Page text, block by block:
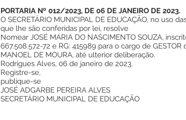
PORTARIA Nº 012/2023, DE 06 DE JANEIRO DE 2023.
O SECRETÁRIO MUNICIPAL DE EDUCAÇÃO, no uso
que lhe são conferidas por lei, resolve
Nomear JOSÉ MARIA DO NASCIMENTO SOUZA,
667.508.572-72 e RG: 415989 para o cargo de GESTOR
MANOEL DE MOURA, até ulterior deliberação.
Rodrigues Alves, 06 de janeiro de 2023.
Registre-se,
publique-se
JOSÉ ADGARBE PEREIRA ALVES
SECRETÁRIO MUNICIPAL DE EDUCAÇÃO